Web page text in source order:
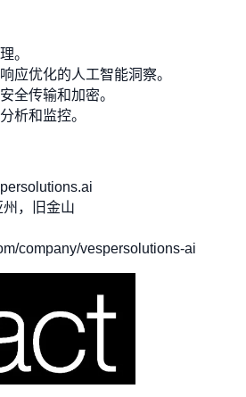
。
应优化的人工智能洞察。
全传输和加密。
析和监控。
，旧金山
company/vespersolutions-ai